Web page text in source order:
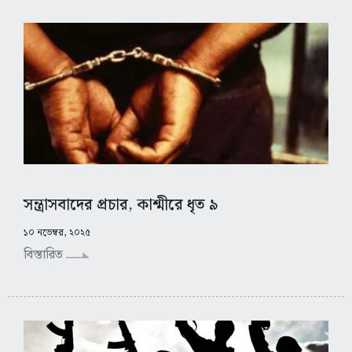
সন্ত্রাসবাদের প্রচার, কাশ্মীরে ধৃত ৯
১০ নভেম্বর, ২০২৫
বিস্তারিত